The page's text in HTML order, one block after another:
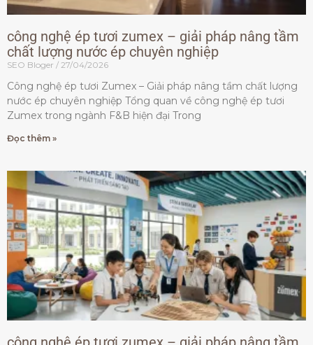
công nghệ ép tươi zumex – giải pháp nâng tầm
chất lượng nước ép chuyên nghiệp
SEO Bloger 27/04/2026
Công nghệ ép tươi Zumex – Giải pháp nâng tầm chất lượng
nước ép chuyên nghiệp Tổng quan về công nghệ ép tươi
Zumex trong ngành F&B hiện đại Trong
Đọc thêm »